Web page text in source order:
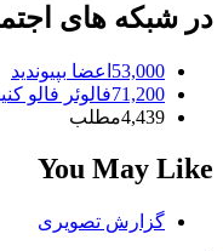
در شبکه های
53,000 اعضا بپیوندید
71,200فالوئر فالو
4,439مطلب
You May Like
گزارش تصویری